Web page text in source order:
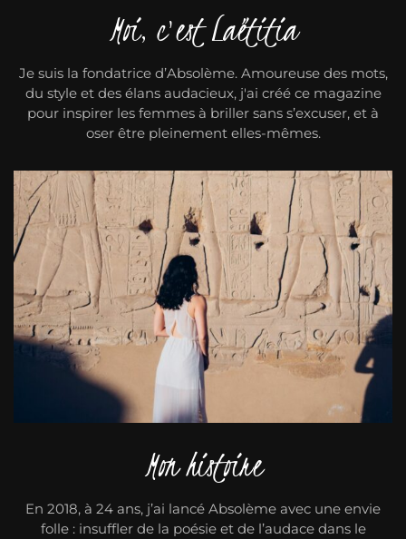
Moi, c'est Laëtitia
Je suis la fondatrice d’Absolème. Amoureuse des mots,
du style et des élans audacieux, j'ai créé ce magazine
pour inspirer les femmes à briller sans s’excuser, et à
oser être pleinement elles-mêmes.
Mon histoire
En 2018, à 24 ans, j’ai lancé Absolème avec une envie
folle : insuffler de la poésie et de l’audace dans le